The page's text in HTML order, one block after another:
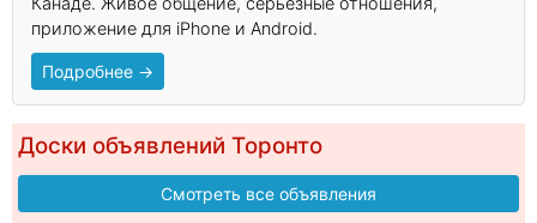
приложение для iPhone и Android.
Подробнее →
Доски объявлений Торонто
Смотреть все объявления